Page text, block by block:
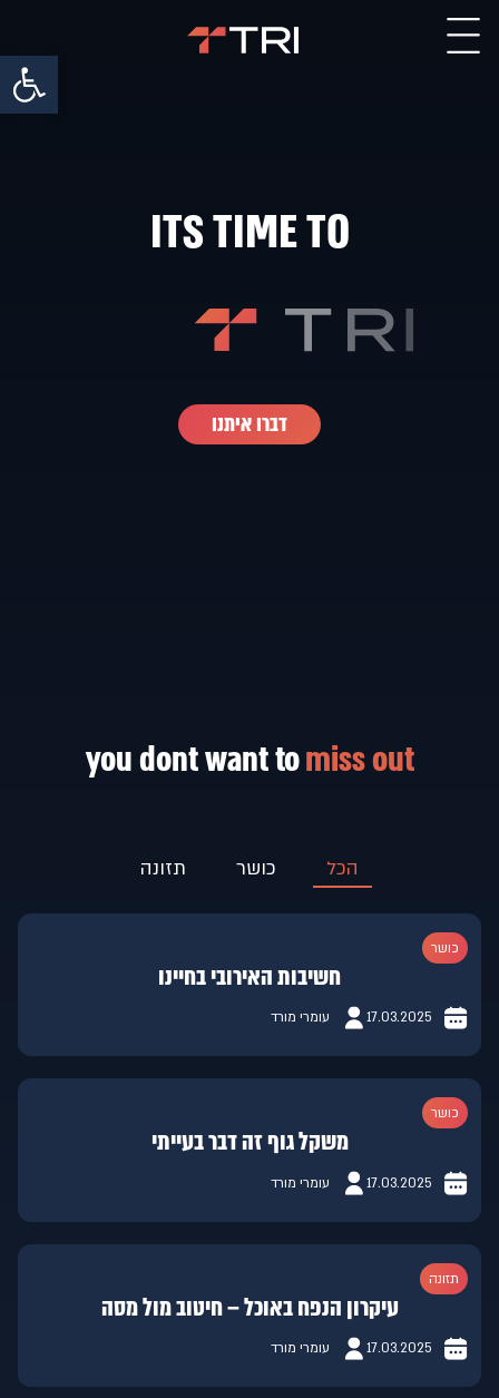
פתח
ITS TIME TO
דברו איתנו
miss out
you dont want to
הכל כושר תזונה
כושר
חשיבות האירובי בחיינו
17.03.2025 עומרי מורד
כושר
משקל גוף זה דבר בעייתי
17.03.2025 עומרי מורד
תזונה
עיקרון הנפח באוכל – חיטוב מול מסה
17.03.2025 עומרי מורד